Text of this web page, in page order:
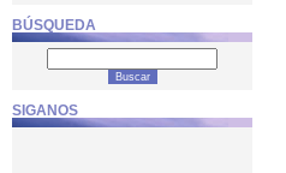
BÚSQUEDA
SIGANOS